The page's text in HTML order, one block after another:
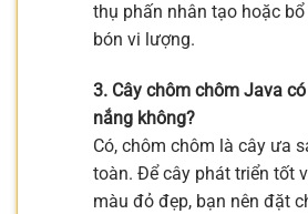
thụ phấn nhân tạo hoặc
bón vi lượng.
3. Cây chôm chôm Java
nắng không?
Có, chôm chôm là cây ưa
toàn. Để cây phát triển tốt
màu đỏ đẹp, bạn nên đặt